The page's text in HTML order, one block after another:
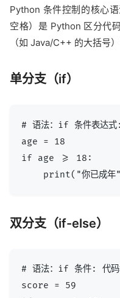
Python 条件控制的核心
空格）是 Python 区分代
（如 Java/C++ 的大括号）
单分支（if）
# 语法：if 条件表达式
age = 18
if age >= 18:
双分支（if-else）
# 语法：if 条件: 代
score = 59